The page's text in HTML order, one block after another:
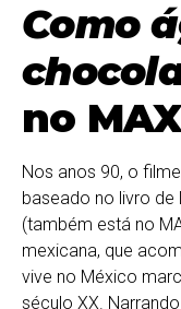
Como
no
Nos anos 90, o filme
baseado no livro de
(também está no
mexicana, que
vive no México
século XX.